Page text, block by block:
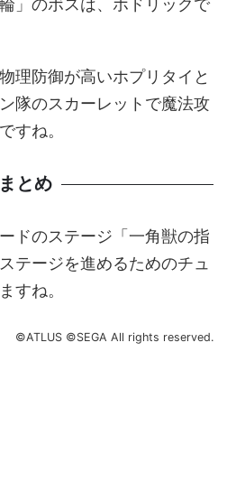
」のボスは、ホドリックで
理防御が高いホプリタイと
隊のスカーレットで魔法攻
すね。
まとめ
ドのステージ「一角獣の指
テージを進めるためのチュ
すね。
©ATLUS ©SEGA All rights reserved.